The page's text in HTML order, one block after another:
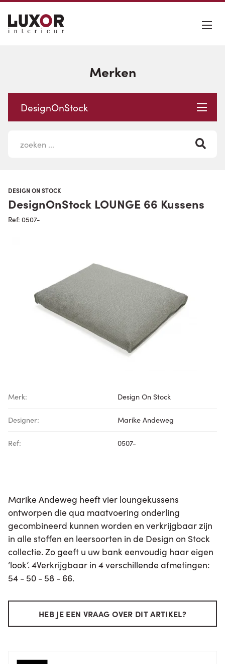
Merken
DesignOnStock
DESIGN ON STOCK
DesignOnStock LOUNGE 66 Kussens
Ref: 0507-
Merk: Design On Stock
Designer: Marike Andeweg
Ref: 0507-
Marike Andeweg heeft vier loungekussens
ontworpen die qua maatvoering onderling
gecombineerd kunnen worden en verkrijgbaar zijn
in alle stoffen en leersoorten in de Design on Stock
collectie. Zo geeft u uw bank eenvoudig haar eigen
‘look’. 4Verkrijgbaar in 4 verschillende afmetingen:
54 - 50 - 58 - 66.
HEB JE EEN VRAAG OVER DIT ARTIKEL?